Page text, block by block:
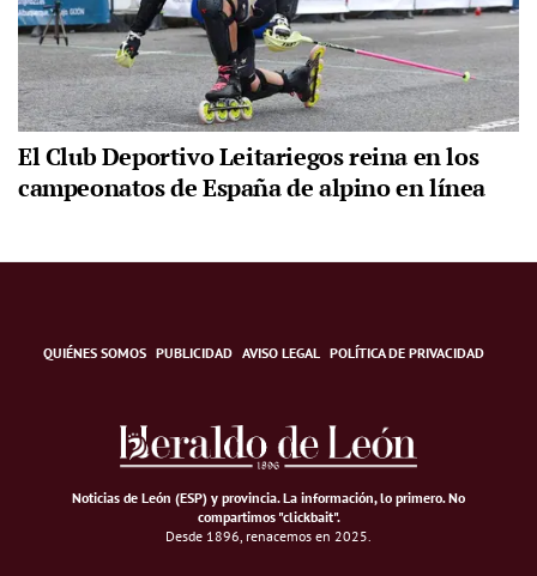
El Club Deportivo Leitariegos reina en los
campeonatos de España de alpino en línea
QUIÉNES SOMOS PUBLICIDAD AVISO LEGAL POLÍTICA DE PRIVACIDAD
Noticias de León (ESP) y provincia. La información, lo primero.No
compartimos "clickbait".
Desde 1896, renacemos en 2025.